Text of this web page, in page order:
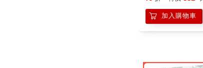
加入購物車